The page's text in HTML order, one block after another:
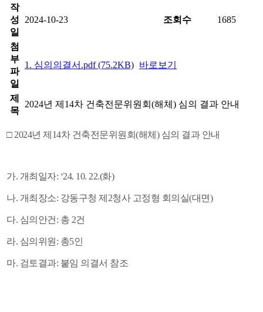
작
성
일
2024-10-23 조회수 1685
첨
부
파
일
1. 심의의결서.pdf (75.2KB) 바로보기
제
목
2024년 제14차 건축전문위원회(해체) 심의 결과 안내
□ 2024년 제14차 건축전문위원회(해체) 심의 결과 안내
가. 개최일자: ‘24. 10. 22.(화)
나. 개최장소: 강동구청 제2청사 고정형 회의실(대면)
다. 심의안건: 총 2건
라. 심의위원: 총5인
마. 검토결과: 붙임 의결서 참조